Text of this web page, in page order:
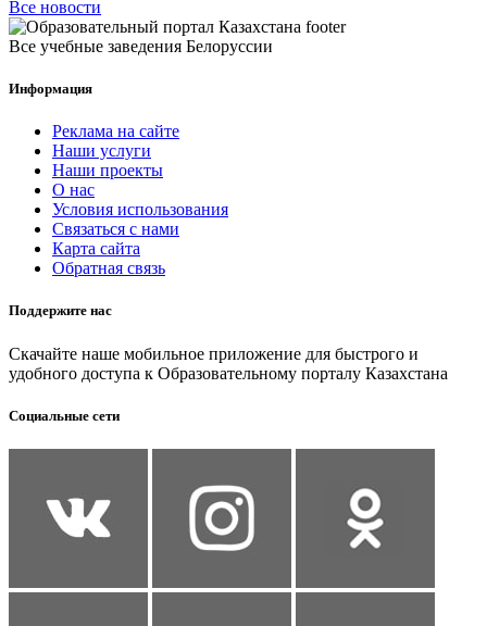
Все новости
Все учебные заведения Белоруссии
Информация
Реклама на сайте
Наши услуги
Наши проекты
О нас
Условия использования
Связаться с нами
Карта сайта
Обратная связь
Поддержите нас
Скачайте наше мобильное приложение для быстрого и
удобного доступа к Образовательному порталу Казахстана
Социальные сети